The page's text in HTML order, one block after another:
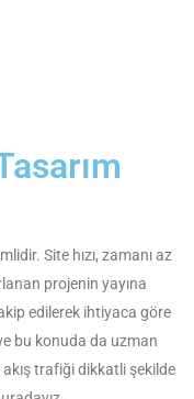
Site hızı, zamanı az
projenin yayına
edilerek ihtiyaca göre
bu konuda da uzman
trafiği dikkatli şekilde